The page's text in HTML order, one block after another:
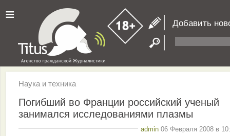
≡ Добавить
Наука и техника
Погибший во Франции российский ученый
занимался исследованиями плазмы
admin 06 Февраля 2008 в